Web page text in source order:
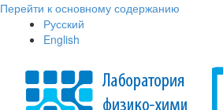
Перейти к основному содержанию
Русский
English